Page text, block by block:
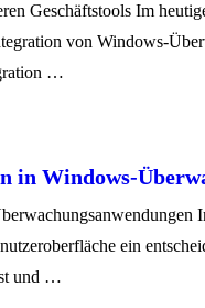
Geschäftstools Im
von Windows-
…
Windows-
ein
und …